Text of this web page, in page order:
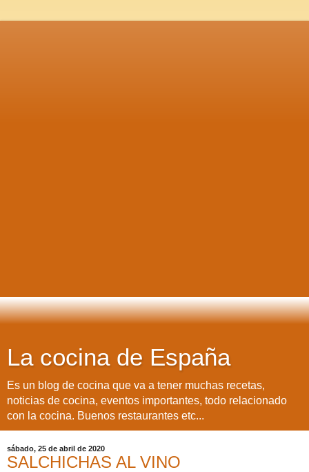
La cocina de España
Es un blog de cocina que va a tener muchas recetas,
noticias de cocina, eventos importantes, todo relacionado
con la cocina. Buenos restaurantes etc...
sábado, 25 de abril de 2020
SALCHICHAS AL VINO